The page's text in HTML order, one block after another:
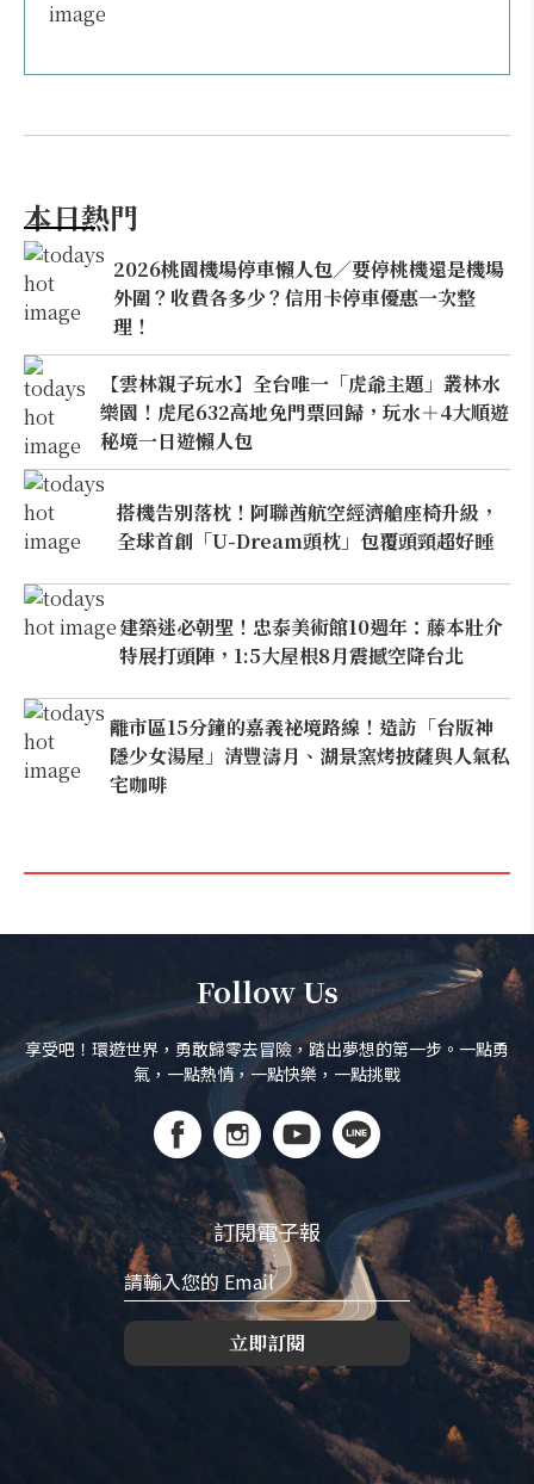
本日熱門
2026桃園機場停車懶人包／要停桃機還是機場
外圍？收費各多少？信用卡停車優惠一次整
理！
【雲林親子玩水】全台唯一「虎爺主題」叢林水
樂園！虎尾632高地免門票回歸，玩水＋4大順遊
秘境一日遊懶人包
搭機告別落枕！阿聯酋航空經濟艙座椅升級，
全球首創「U-Dream頭枕」包覆頭頸超好睡
建築迷必朝聖！忠泰美術館10週年：藤本壯介
特展打頭陣，1:5大屋根8月震撼空降台北
離市區15分鐘的嘉義祕境路線！造訪「台版神
隱少女湯屋」清豐濤月、湖景窯烤披薩與人氣私
宅咖啡
Follow Us
享受吧！環遊世界，勇敢歸零去冒險，踏出夢想的第一步。一點勇
氣，一點熱情，一點快樂，一點挑戰
訂閱電子報
立即訂閱